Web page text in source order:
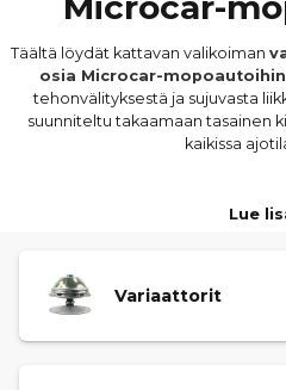
Täältä löydät kattavan valikoiman
osia Microcar-mopoautoihin
tehonvälityksestä ja sujuvasta
suunniteltu takaamaan tasainen
kaikissa
MC2, F8C, M8 ja Virgo -
aiheuttaa nykimistä, tehon
Lue
Variaattorit